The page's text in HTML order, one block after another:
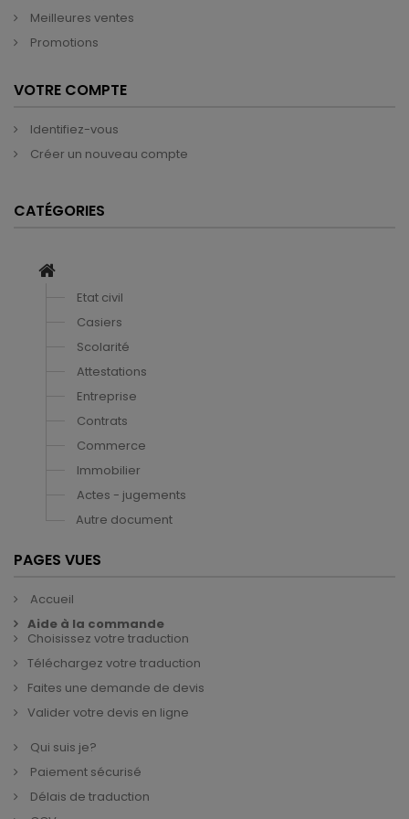
Meilleures ventes
Promotions
VOTRE COMPTE
Identifiez-vous
Créer un nouveau compte
CATÉGORIES
Etat civil
Casiers
Scolarité
Attestations
Entreprise
Contrats
Commerce
Immobilier
Actes - jugements
Autre document
PAGES VUES
Accueil
Aide à la commande
Choisissez votre traduction
Téléchargez votre traduction
Faites une demande de devis
Valider votre devis en ligne
Qui suis je?
Paiement sécurisé
Délais de traduction